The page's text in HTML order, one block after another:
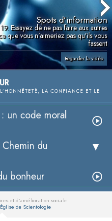
Spots d’information
19. Essayez de ne pas faire aux autres
que vous n’aimeriez pas qu’ils vous
fassent
Regarder la vidéo
LA CONFIANCE ET LE
un code moral
du
bonheur
et d’amélioration sociale
de Scientologie